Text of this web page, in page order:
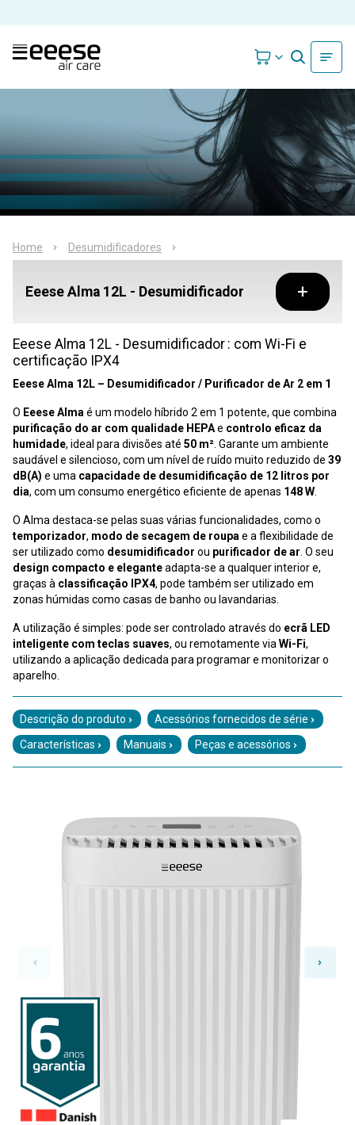
Home Desumidificadores
Eeese Alma 12L - Desumidificador
Eeese Alma 12L - Desumidificador : com Wi-Fi e
certificação IPX4
Eeese Alma 12L – Desumidificador / Purificador de Ar 2 em 1
O Eeese Alma é um modelo híbrido 2 em 1 potente, que combina
purificação do ar com qualidade HEPAe controlo eficaz da
humidade, ideal para divisões até 50 m² . Garante um ambiente
saudável e silencioso, com um nível de ruído muito reduzido de 39
dB(A) e uma capacidade de desumidificação de 12 litros por
dia, com um consumo energético eficiente de apenas 148 W
O Alma destaca-se pelas suas várias funcionalidades, como o
temporizador, modo de secagem de roupa e a flexibilidade de
ser utilizado como desumidificador ou purificador de ar . O seu
design compacto e eleganteadapta-se a qualquer interior e,
graças à classificação IPX4, pode também ser utilizado em
zonas húmidas como casas de banho ou lavandarias.
A utilização é simples: pode ser controlado através do ecrã LED
inteligente com teclas suaves, ou remotamente via Wi-Fi,
utilizando a aplicação dedicada para programar e monitorizar o
aparelho.
Descrição do produto
Acessórios fornecidos de série
Características
Manuais Peças e acessórios